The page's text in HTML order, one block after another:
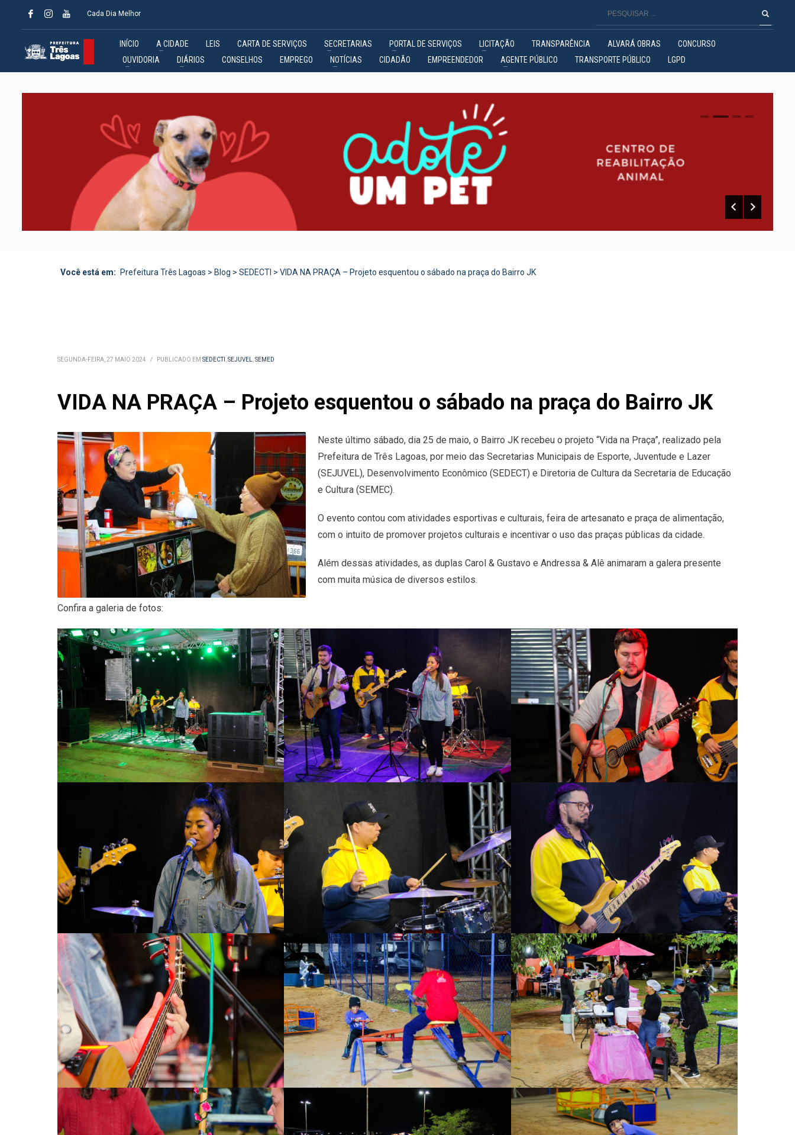
Cada Dia Melhor
INÍCIO A CIDADE LEIS CARTA DE SERVIÇOS SECRETARIAS PORTAL DE SERVIÇOS LICITAÇÃO TRANSPARÊNCIA ALVARÁ OBRAS
CONCURSO
OUVIDORIA
DIÁRIOS CONSELHOS EMPREGO NOTÍCIAS CIDADÃO EMPREENDEDOR AGENTE PÚBLICO TRANSPORTE PÚBLICO LGPD
0 1 2
Você está em: Prefeitura Três Lagoas > Blog > SEDECTI > VIDA NA PRAÇA – Projeto esquentou o sábado na praça do Bairro JK
SEGUNDA-FEIRA, 27 MAIO 2024 / PUBLICADO EM SEDECTI ,SEJUVEL,SEMED
VIDA NA PRAÇA – Projeto esquentou o sábado na praça do Bairro JK
Neste último sábado, dia 25 de maio, o Bairro JK recebeu o projeto “Vida na Praça”, realizado pela
Prefeitura de Três Lagoas, por meio das Secretarias Municipais de Esporte, Juventude e Lazer
(SEJUVEL), Desenvolvimento Econômico (SEDECT) e Diretoria de Cultura da Secretaria de Educação
e Cultura (SEMEC).
O evento contou com atividades esportivas e culturais, feira de artesanato e praça de alimentação,
com o intuito de promover projetos culturais e incentivar o uso das praças públicas da cidade.
Além dessas atividades, as duplas Carol & Gustavo e Andressa & Alê animaram a galera presente
com muita música de diversos estilos.
Confira a galeria de fotos: